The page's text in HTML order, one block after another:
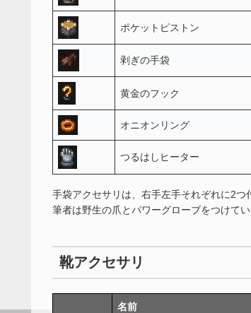
ポケットピストン
剥ぎの手袋
黄金のフック
オニオンリング
つるはしヒーター
手袋アクセサリは、右手左手それぞれに2つ
筆者は野生の爪とパワーグローブをつけて
靴アクセサリ
名前